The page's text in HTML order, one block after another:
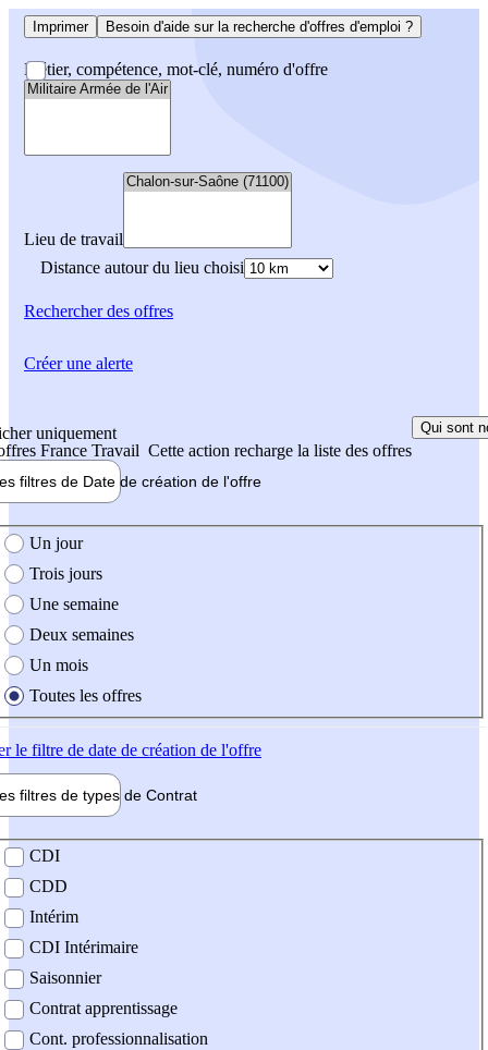
Imprimer Besoin d'aide sur la recherche d'offres d'emploi ?
Métier, compétence, mot-clé, numéro d'offre
Lieu de travail
Distance autour du lieu choisi
Rechercherdes offres
uniquement
France Travail Cette action recharge la liste des offres
Qui sont
filtres de Date de création de l'offre
création de l'offre
Un jour
Trois jours
Une semaine
Deux semaines
Un mois
Toutes les offres
le filtre de date de création de l'offre
filtres de types de Contrat
contrat
CDI
CDD
Intérim
CDI Intérimaire
Saisonnier
Contrat apprentissage
Cont. professionnalisation
Créer une alerte